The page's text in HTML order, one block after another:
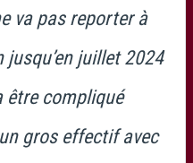
va pas reporter à
jusqu’en juillet 2024
être compliqué
gros effectif avec